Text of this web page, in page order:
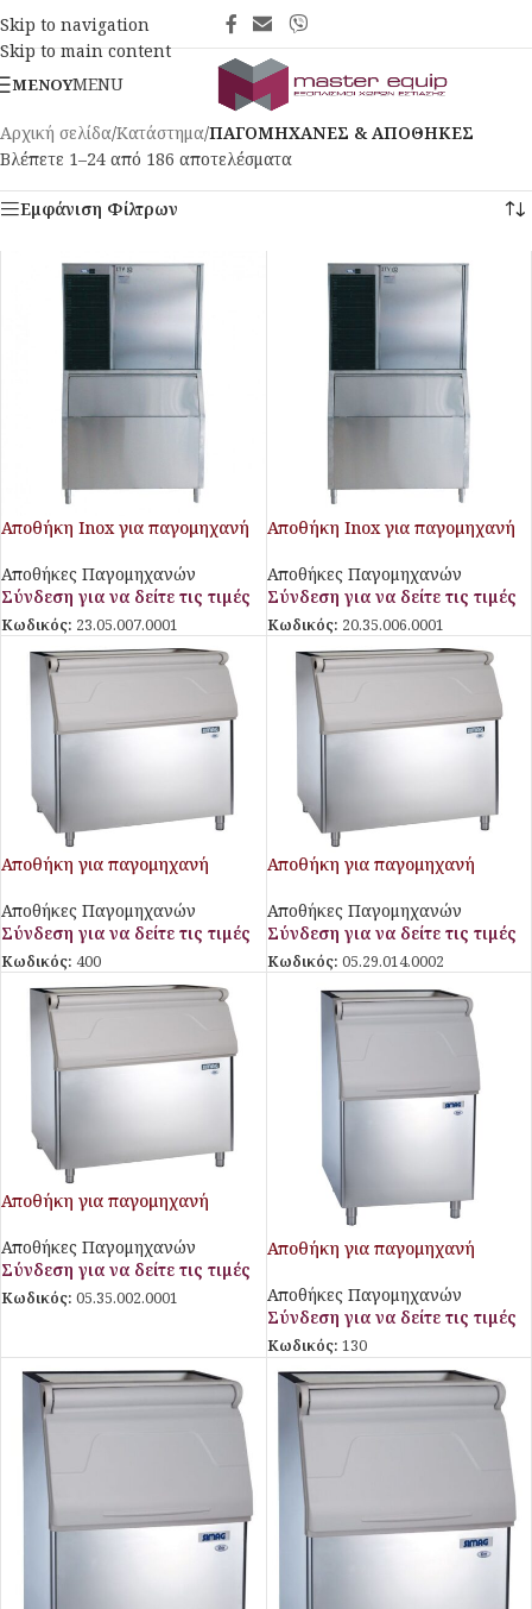
Skip to navigation
Skip to main content
ΜΕΝΟΎMENU
Αρχική σελίδα/Κατάστημα/ΠΑΓΟΜΗΧΑΝΕΣ & ΑΠΟΘΗΚΕΣ
Βλέπετε 1–24 από 186 αποτελέσματα
Εμφάνιση Φίλτρων
Αποθήκη Inox για παγομηχανή
Αποθήκες Παγομηχανών
Σύνδεση για να δείτε τις τιμές
Κωδικός: 23.05.007.0001
Αποθήκη Inox για παγομηχανή
Αποθήκες Παγομηχανών
Σύνδεση για να δείτε τις τιμές
Κωδικός: 20.35.006.0001
Αποθήκη για παγομηχανή
Αποθήκες Παγομηχανών
Σύνδεση για να δείτε τις τιμές
Κωδικός: 400
Αποθήκη για παγομηχανή
Αποθήκες Παγομηχανών
Σύνδεση για να δείτε τις τιμές
Κωδικός: 05.29.014.0002
Αποθήκη για παγομηχανή
Αποθήκες Παγομηχανών
Σύνδεση για να δείτε τις τιμές
Κωδικός: 05.35.002.0001
Αποθήκη για παγομηχανή
Αποθήκες Παγομηχανών
Σύνδεση για να δείτε τις τιμές
Κωδικός: 130